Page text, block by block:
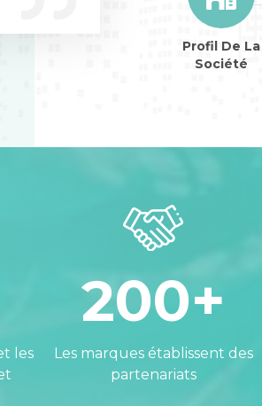
Profil De La
Société
les
200+
Les marques établissent des
partenariats